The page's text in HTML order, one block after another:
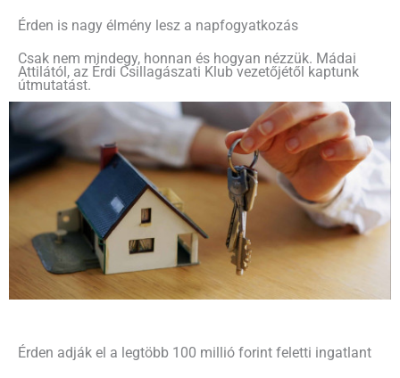
Érden is nagy élmény lesz a napfogyatkozás
Csak nem mindegy, honnan és hogyan nézzük. Mádai
Attilától, az Érdi Csillagászati Klub vezetőjétől kaptunk
útmutatást.
Érden adják el a legtöbb 100 millió forint feletti ingatlant